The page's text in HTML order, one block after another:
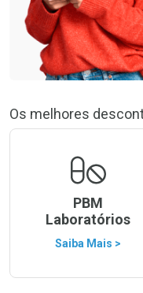
Os melhores
PBM
Laboratórios
Saiba Mais >